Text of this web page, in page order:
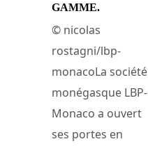
GAMME.
© nicolas
rostagni/lbp-
monacoLa société
monégasque LBP-
Monaco a ouvert
ses portes en